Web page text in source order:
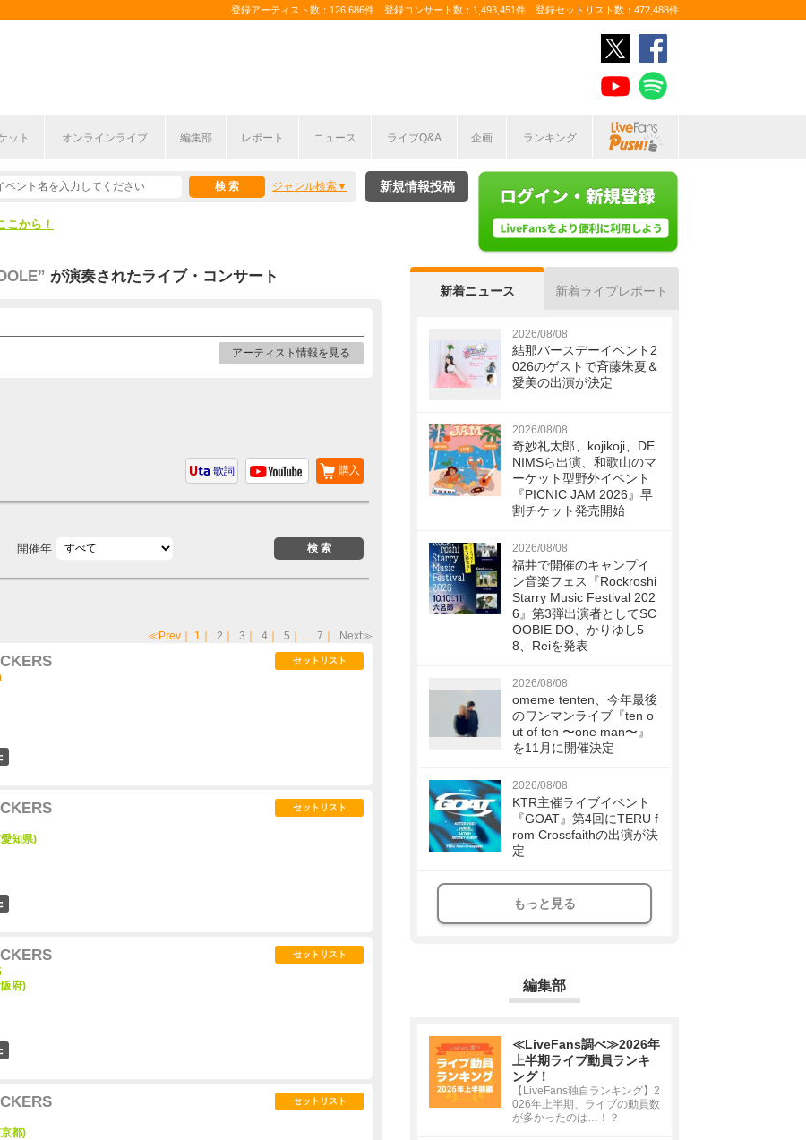
登録アーティスト数：126,686件 登録コンサート数：1,493,451件 登録セットリスト数：472,488件
ット オンラインライブ 編集部 レポート ニュース ライブQ&A 企画 ランキング
ジャンル検索
半期編発表！
こから！
新規情報投稿
が演奏されたライブ・コンサート
アーティスト情報を見る
購入
歌詞
開催年
≪Prev ｜ 1 ｜ 2 ｜ 3 ｜ 4 ｜ 5 ｜… 7 ｜ Next≫
セットリスト
知県)
セットリスト
府)
セットリスト
都)
セットリスト
新着ニュース 新着ライブレポート
2026/08/08
結那バースデーイベント2
026のゲストで斉藤朱夏＆
愛美の出演が決定
2026/08/08
奇妙礼太郎、kojikoji、DE
NIMSら出演、和歌山のマ
ーケット型野外イベント
『PICNIC JAM 2026』早
割チケット発売開始
2026/08/08
福井で開催のキャンプイ
ン音楽フェス『Rockroshi
Starry Music Festival 202
6』第3弾出演者としてSC
OOBIE DO、かりゆし5
8、Reiを発表
2026/08/08
omeme tenten、今年最後
のワンマンライブ『ten o
ut of ten 〜one man〜』
を11月に開催決定
2026/08/08
KTR主催ライブイベント
『GOAT』第4回にTERU f
rom Crossfaithの出演が決
定
もっと見る
編集部
≪LiveFans調べ≫2026年
上半期ライブ動員ランキ
ング！
【LiveFans独自ランキング】2
026年上半期、ライブの動員数
が多かったのは…！？